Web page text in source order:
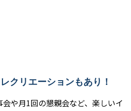
クリエーションもあり！
や月1回の懇親会など、楽しいイ